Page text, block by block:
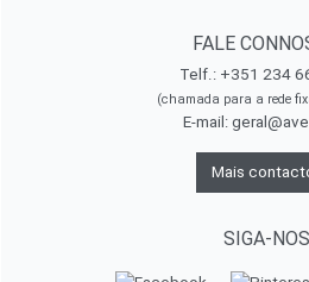
FALE
Telf.: +351 234
(chamada para a rede
E-mail:
Mais
SIGA-NOS